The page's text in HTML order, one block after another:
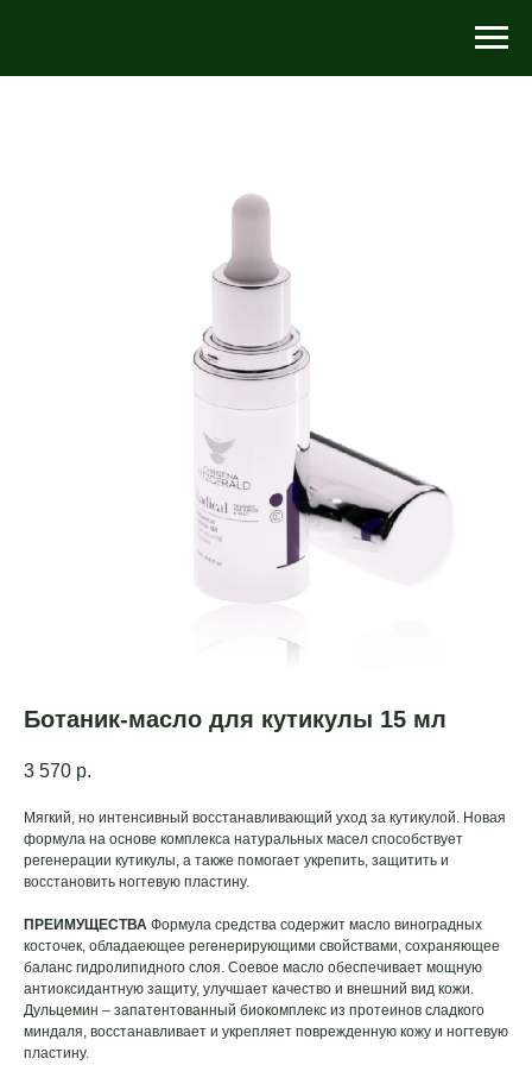
Ботаник-масло для кутикулы 15 мл
3 570 р.
Мягкий, но интенсивный восстанавливающий уход за кутикулой. Новая
формула на основе комплекса натуральных масел способствует
регенерации кутикулы, а также помогает укрепить, защитить и
восстановить ногтевую пластину.
ПРЕИМУЩЕСТВА Формула средства содержит масло виноградных
косточек, обладаеющее регенерирующими свойствами, сохраняющее
баланс гидролипидного слоя. Соевое масло обеспечивает мощную
антиоксидантную защиту, улучшает качество и внешний вид кожи.
Дульцемин – запатентованный биокомплекс из протеинов сладкого
миндаля, восстанавливает и укрепляет поврежденную кожу и ногтевую
пластину.